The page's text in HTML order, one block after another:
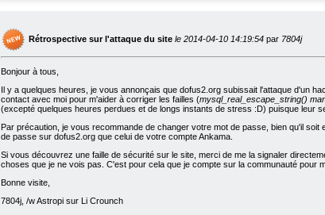
Rétrospective sur l'attaque du site le 2014-04-10 14:19:54 par 7804j
Bonjour à tous,
Il y a quelques heures, je vous annonçais que dofus2.org subissait l'attaque d'un
contact avec moi pour m'aider à corriger les failles (mysql_real_escape_string()
(excepté quelques heures perdues et de longs instants de stress :D) puisque leur
Par précaution, je vous recommande de changer votre mot de passe, bien qu'il
de passe sur dofus2.org que celui de votre compte Ankama.
Si vous découvrez une faille de sécurité sur le site, merci de me la signaler
choses que je ne vois pas. C'est pour cela que je compte sur la communauté pour
Bonne visite,
7804j, /w Astropi sur Li Crounch